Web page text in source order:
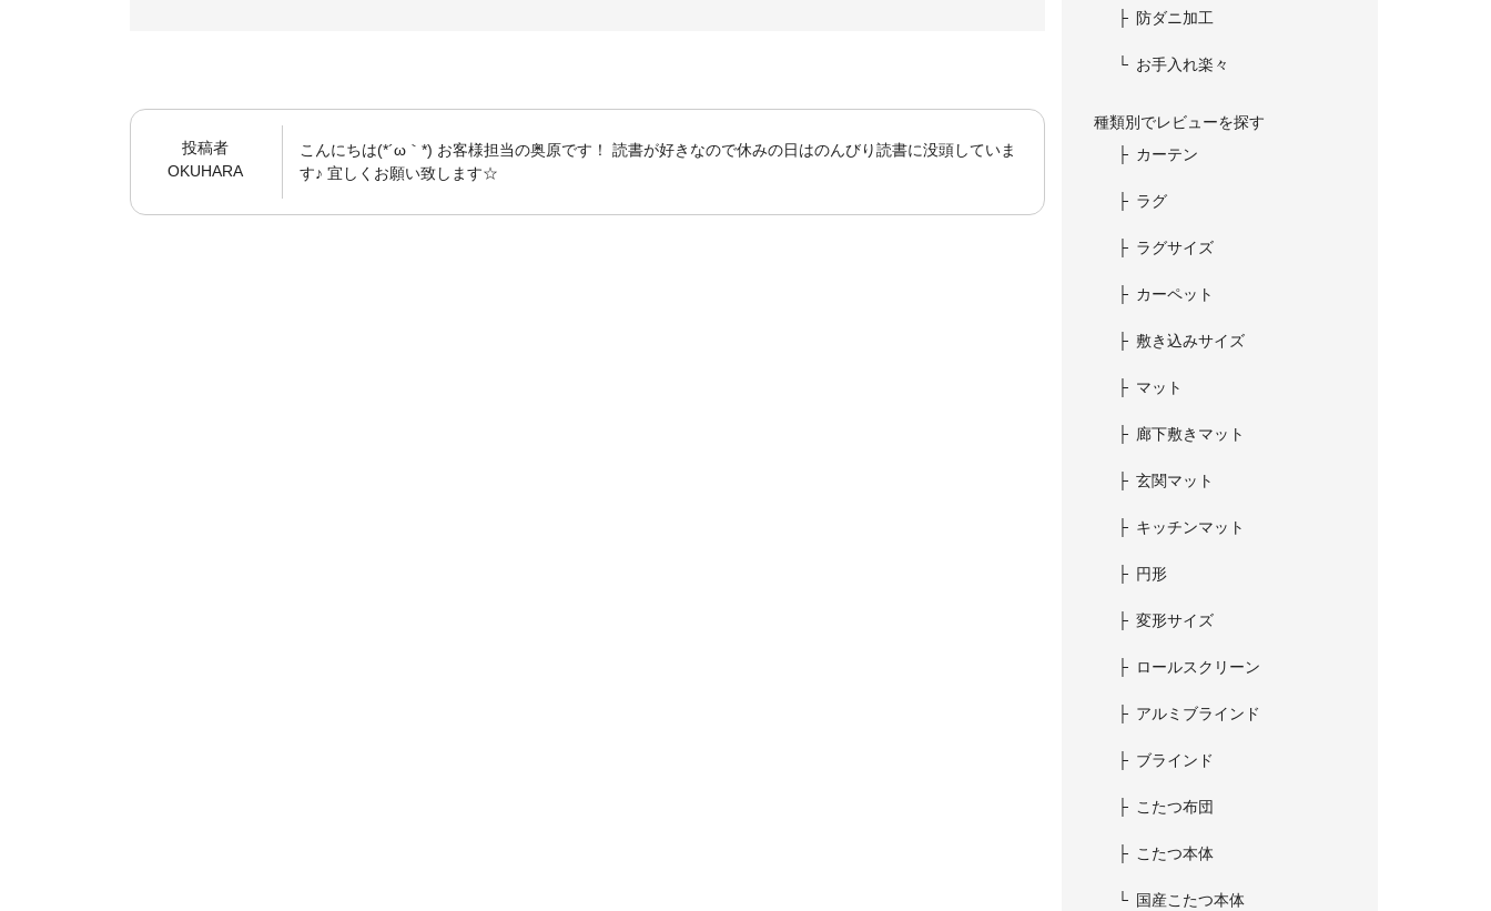
投稿者
OKUHARA
こんにちは(*´ω｀*) お客様担当の奥原です！ 読書が好きなので休みの日はのんびり読書に没頭していま
す♪ 宜しくお願い致します☆
防ダニ加工
お手入れ楽々
種類別でレビューを探す
カーテン
ラグ
ラグサイズ
カーペット
敷き込みサイズ
マット
廊下敷きマット
玄関マット
キッチンマット
円形
変形サイズ
ロールスクリーン
アルミブラインド
ブラインド
こたつ布団
こたつ本体
国産こたつ本体